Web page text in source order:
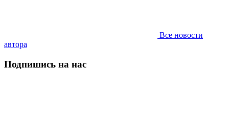
Все новости
автора
Подпишись на нас